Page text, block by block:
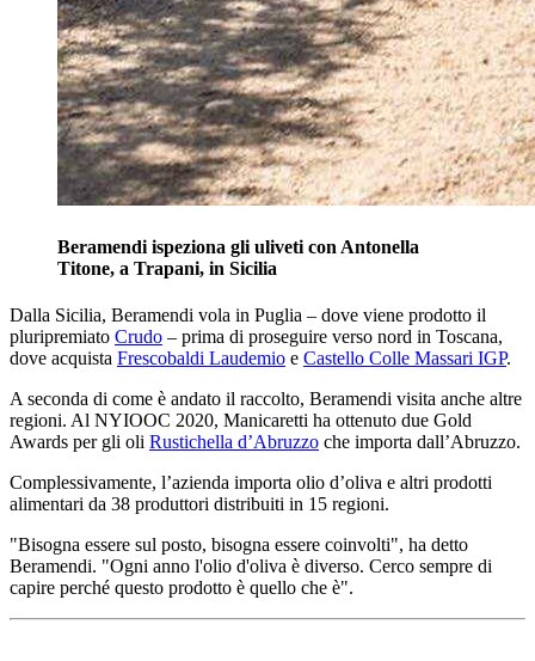
Beramendi ispeziona gli uliveti con Antonella
Titone, a Trapani, in Sicilia
Dalla Sicilia, Beramendi vola in Puglia – dove viene prodotto il
pluripremiato Crudo – prima di proseguire verso nord in Toscana,
dove acquista Frescobaldi Laudemio e Castello Colle Massari IGP.
A seconda di come è andato il raccolto, Beramendi visita anche altre
regioni. Al NYIOOC 2020, Manicaretti ha ottenuto due Gold
Awards per gli oli Rustichella d’Abruzzo che importa dall’Abruzzo.
Complessivamente, l’azienda importa olio d’oliva e altri prodotti
alimentari da 38 produttori distribuiti in 15 regioni.
"Bisogna essere sul posto, bisogna essere coinvolti", ha detto
Beramendi. "Ogni anno l'olio d'oliva è diverso. Cerco sempre di
capire perché questo prodotto è quello che è".